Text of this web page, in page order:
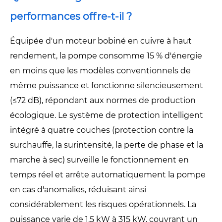
performances offre-t-il ?
Équipée d'un moteur bobiné en cuivre à haut
rendement, la pompe consomme 15 % d'énergie
en moins que les modèles conventionnels de
même puissance et fonctionne silencieusement
(≤72 dB), répondant aux normes de production
écologique. Le système de protection intelligent
intégré à quatre couches (protection contre la
surchauffe, la surintensité, la perte de phase et la
marche à sec) surveille le fonctionnement en
temps réel et arrête automatiquement la pompe
en cas d'anomalies, réduisant ainsi
considérablement les risques opérationnels. La
puissance varie de 1,5 kW à 315 kW, couvrant un